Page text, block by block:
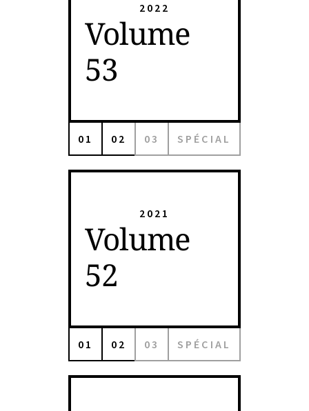
2022
Volume
53
01 02 03 SPÉCIAL
2021
Volume
52
01 02 03 SPÉCIAL